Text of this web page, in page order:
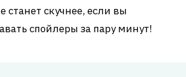
станет скучнее, если вы
спойлеры за пару минут!